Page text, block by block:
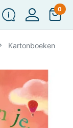
0
Kartonboeken